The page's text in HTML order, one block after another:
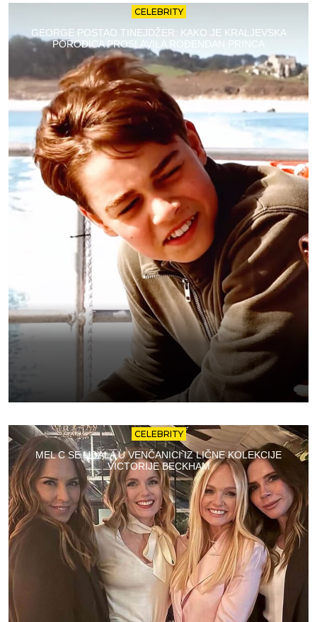
CELEBRITY
GEORGE POSTAO TINEJDŽER: KAKO JE KRALJEVSKA
PORODICA PROSLAVILA ROĐENDAN PRINCA
CELEBRITY
MEL C SE UDALA U VENČANICI IZ LIČNE KOLEKCIJE
VICTORIJE BECKHAM